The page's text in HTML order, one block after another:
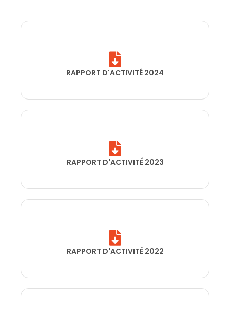
RAPPORT D'ACTIVITÉ 2024
RAPPORT D'ACTIVITÉ 2023
RAPPORT D'ACTIVITÉ 2022